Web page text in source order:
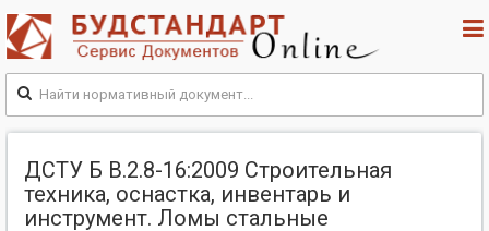
ДСТУ Б В.2.8-16:2009 Строительная
техника, оснастка, инвентарь и
инструмент. Ломы стальные